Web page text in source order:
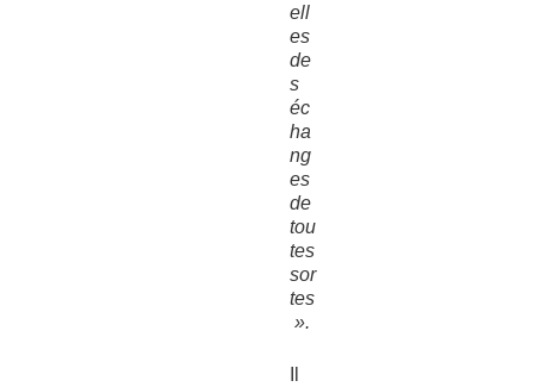
ell
es
de
s
éc
ha
ng
es
de
tou
tes
sor
tes
».